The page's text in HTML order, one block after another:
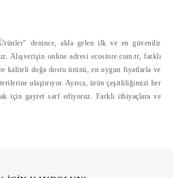
denince, akla gelen ilk ve en güvenilir
Alışverişin online adresi ecostore.com.tr, farklı
kaliteli doğa dostu ürünü, en uygun fiyatlarla ve
ulaştırıyor. Ayrıca, ürün çeşitliliğimizi her
için gayret sarf ediyoruz. Farklı ithiyaçlara ve